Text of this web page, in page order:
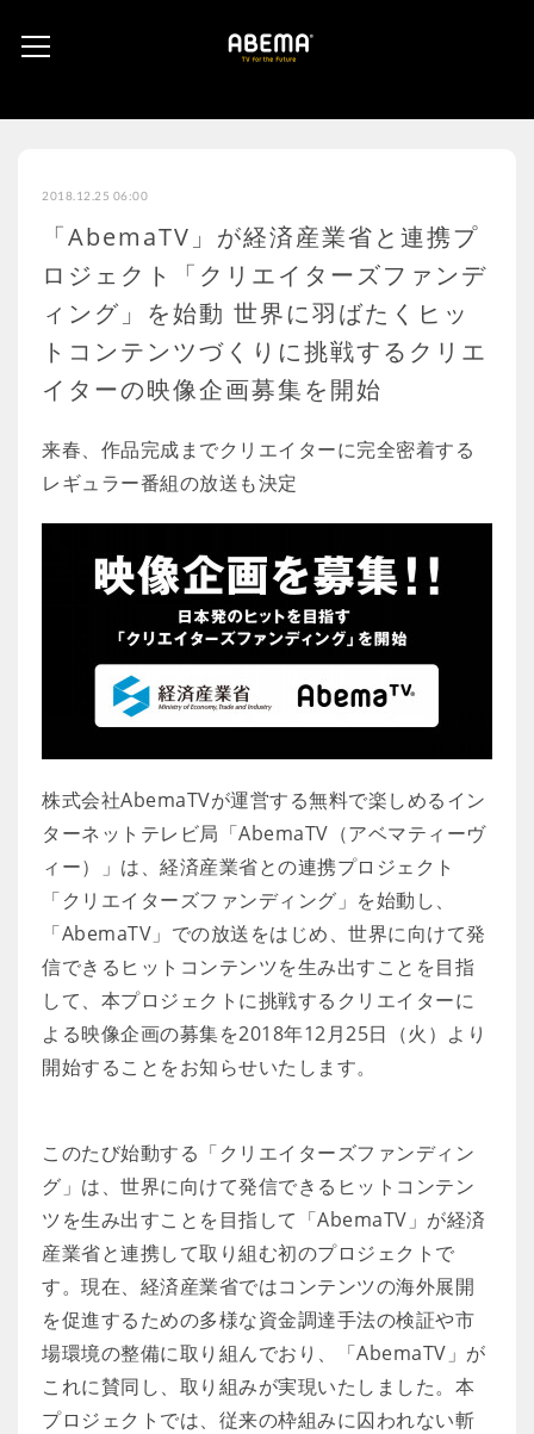
2018.12.25 06:00
「AbemaTV」が経済産業省と連携プ
ロジェクト「クリエイターズファンデ
ィング」を始動 世界に羽ばたくヒッ
トコンテンツづくりに挑戦するクリエ
イターの映像企画募集を開始
来春、作品完成までクリエイターに完全密着する
レギュラー番組の放送も決定
株式会社AbemaTVが運営する無料で楽しめるイン
ターネットテレビ局「AbemaTV（アベマティーヴ
ィー）」は、経済産業省との連携プロジェクト
「クリエイターズファンディング」を始動し、
「AbemaTV」での放送をはじめ、世界に向けて発
信できるヒットコンテンツを生み出すことを目指
して、本プロジェクトに挑戦するクリエイターに
よる映像企画の募集を2018年12月25日（火）より
開始することをお知らせいたします。
このたび始動する「クリエイターズファンディン
グ」は、世界に向けて発信できるヒットコンテン
ツを生み出すことを目指して「AbemaTV」が経済
産業省と連携して取り組む初のプロジェクトで
す。現在、経済産業省ではコンテンツの海外展開
を促進するための多様な資金調達手法の検証や市
場環境の整備に取り組んでおり、「AbemaTV」が
これに賛同し、取り組みが実現いたしました。本
プロジェクトでは、従来の枠組みに囚われない斬